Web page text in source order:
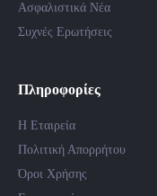
Ασφαλιστικά Νέα
Συχνές Ερωτήσεις
Πληροφορίες
Η Εταιρεία
Πολιτική Απορρήτου
Όροι Χρήσης